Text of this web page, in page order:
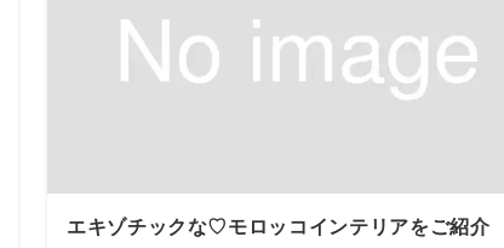
エキゾチックな♡モロッコインテリアをご紹介